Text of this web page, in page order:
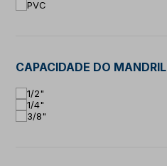
PVC
CAPACIDADE DO MANDRIL
1/2"
1/4"
3/8"